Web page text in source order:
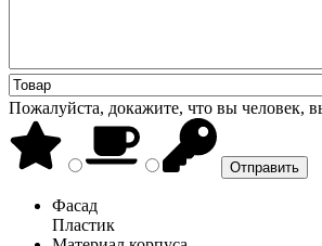
Пожалуйста, докажите, что вы человек,
Фасад
Пластик